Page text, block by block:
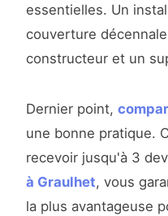
essentielles. Un
couverture
constructeur et un
Dernier point,
une bonne pratique.
recevoir jusqu'à 3
à Graulhet, vous
la plus avantageuse